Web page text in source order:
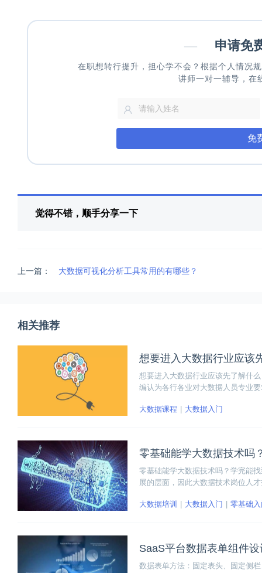
— 申请免
在职想转行提升，担心学不会？根据个人情况
讲师一对一辅导，在
免
觉得不错，顺手分享一下
上一篇： 大数据可视化分析工具常用的有哪些？
相关推荐
想要进入大数据行业应该
想要进入大数据行业应该先了解什
编认为各行各业对大数据人员专业
大数据课程 大数据入门
零基础能学大数据技术吗
零基础能学大数据技术吗？学完能
展的层面，因此大数据技术岗位人
大数据培训 大数据入门 零基础
SaaS平台数据表单组件
数据表单方法：固定表头、固定侧